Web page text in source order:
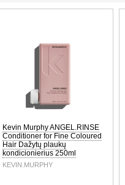
Kevin Murphy ANGEL.RINSE
Conditioner for Fine Coloured
Hair Dažytų plaukų
kondicionierius 250ml
KEVIN.MURPHY